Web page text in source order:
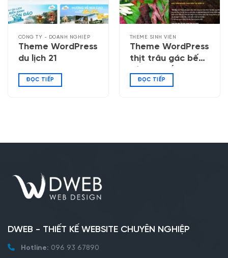
CÔNG TY - DOANH NGHIỆP
Theme WordPress
du lịch 21
ĐỌC TIẾP
THEME SINH VIÊN
Theme WordPress
thịt trâu gác bếp,
ĐỌC TIẾP
DWEB - THIẾT KẾ WEBSITE CHUYÊN NGHIỆP
Hotline: 096 93 67890